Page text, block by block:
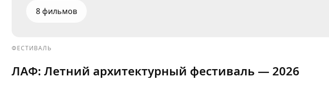
8 фильмов
ФЕСТИВАЛЬ
ЛАФ: Летний архитектурный фестиваль — 2026